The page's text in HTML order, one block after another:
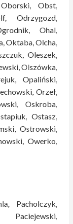
Obst,
Odrzygozd,
Ohal,
Oktaba, Olcha,
Oleszek,
Olszówka,
Opaliński,
Orzeł,
Oskroba,
Ostasz,
Ostrowski,
Owerko,
Pacholczyk,
Paciejewski,